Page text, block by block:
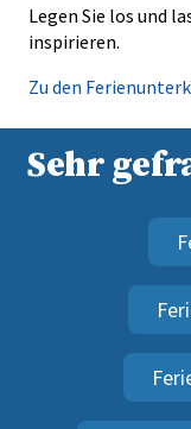
Legen Sie los und
inspirieren.
Zu den
Sehr